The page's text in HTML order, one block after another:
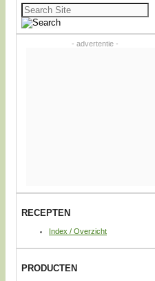
Zoeken
naar:
- advertentie -
RECEPTEN
Index / Overzicht
PRODUCTEN